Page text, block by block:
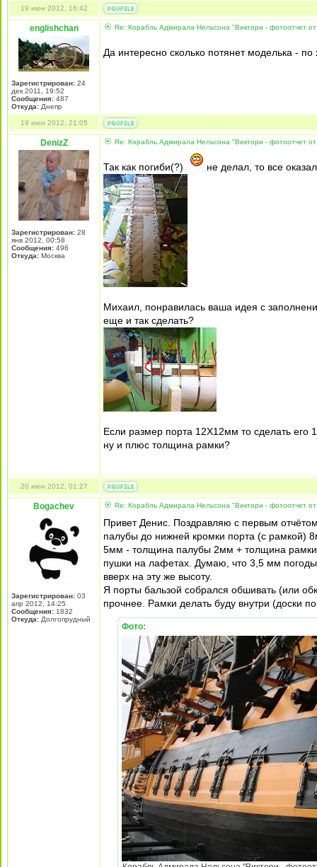
19 июн 2012, 16:42
englishchan
Зарегистрирован: 24
дек 2011, 19:52
Сообщения: 487
Откуда: Днепр
Re: Корабль Адмирала Нельсона "Виктори - фотоотчет от
Да интересно сколько потянет моделька -
19 июн 2012, 21:05
DenizZ
Зарегистрирован: 28
янв 2012, 00:58
Сообщения: 496
Откуда: Москва
Re: Корабль Адмирала Нельсона "Виктори - фотоотчет от
Так как погиби(?) не делал, то все
Михаил, понравилась ваша идея с
еще и так сделать?
Если размер порта 12Х12мм то сделать
ну и плюс толщина рамки?
20 июн 2012, 01:27
Bogachev
Зарегистрирован: 03
апр 2012, 14:25
Сообщения: 1832
Откуда: Долгопрудный
Re: Корабль Адмирала Нельсона "Виктори - фотоотчет от
Привет Денис. Поздравляю с первым
палубы до нижней кромки порта (с рамкой)
5мм - толщина палубы 2мм + толщина рамки
пушки на лафетах. Думаю, что 3,5 мм погоды
вверх на эту же высоту.
Я порты бальзой собрался обшивать (или
прочнее. Рамки делать буду внутри (доски
Фото: